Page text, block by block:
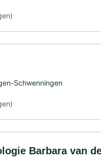
Schwenningen
Barbara van